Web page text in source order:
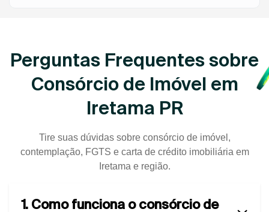
Perguntas Frequentes sobre
Consórcio de Imóvel em
Iretama PR
Tire suas dúvidas sobre consórcio de imóvel,
contemplação, FGTS e carta de crédito imobiliária em
Iretama e região.
1. Como funciona o consórcio de